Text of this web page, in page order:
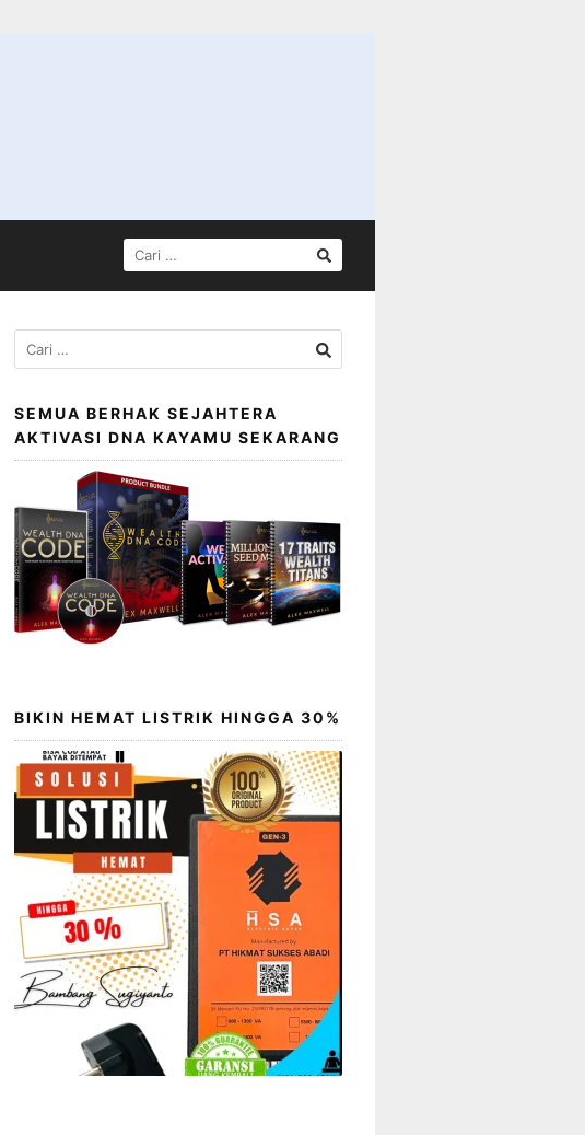
CARI
UNTUK:
Cari
untuk:
SEMUA BERHAK SEJAHTERA
AKTIVASI DNA KAYAMU SEKARANG
BIKIN HEMAT LISTRIK HINGGA 30%